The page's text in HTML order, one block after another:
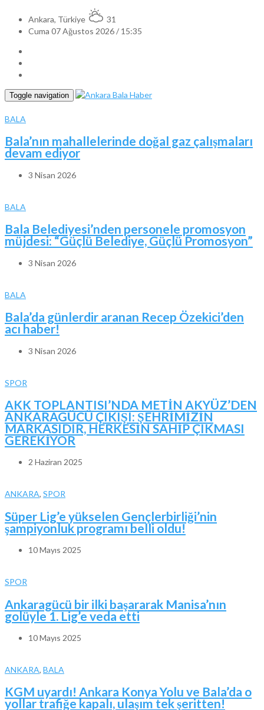
Ankara, Türkiye
31
Cuma 07 Ağustos 2026 / 15:35
Toggle navigation
BALA
Bala’nın mahallelerinde doğal gaz çalışmaları
devam ediyor
3 Nisan 2026
BALA
Bala Belediyesi’nden personele promosyon
müjdesi: “Güçlü Belediye, Güçlü Promosyon”
3 Nisan 2026
BALA
Bala’da günlerdir aranan Recep Özekici’den
acı haber!
3 Nisan 2026
SPOR
AKK TOPLANTISI’NDA METİN AKYÜZ’DEN
ANKARAGÜCÜ ÇIKIŞI: ŞEHRİMİZİN
MARKASIDIR, HERKESİN SAHİP ÇIKMASI
GEREKİYOR
2 Haziran 2025
ANKARA, SPOR
Süper Lig’e yükselen Gençlerbirliği’nin
şampiyonluk programı belli oldu!
10 Mayıs 2025
SPOR
Ankaragücü bir ilki başararak Manisa’nın
golüyle 1. Lig’e veda etti
10 Mayıs 2025
ANKARA, BALA
KGM uyardı! Ankara Konya Yolu ve Bala’da o
yollar trafiğe kapalı, ulaşım tek şeritten!